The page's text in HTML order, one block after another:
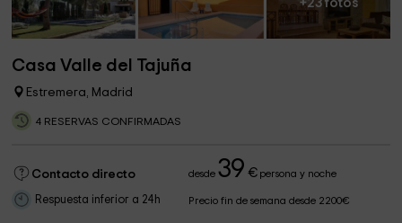
+23 fotos
Casa Valle del Tajuña
Estremera, Madrid
4 RESERVAS CONFIRMADAS
Contacto directo desde39 €persona y noche
Respuesta inferior a 24h Precio fin de semana desde 2200€